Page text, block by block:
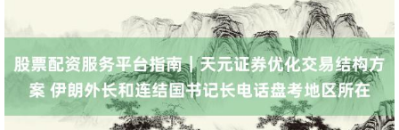
北证50 1134.24 +11.37 +1.01%